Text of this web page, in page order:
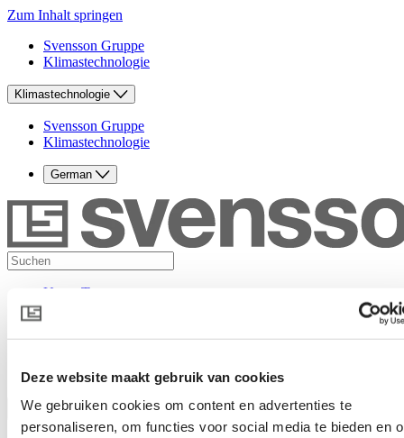
Deze website maakt gebruik van cookies
We gebruiken cookies om content en advertenties te
personaliseren, om functies voor social media te bieden en
Zum Inhalt springen
Svensson Gruppe
Klimastechnologie
Klimastechnologie
Svensson Gruppe
Klimastechnologie
German
Unser Team
Nachrichten
Kontakt